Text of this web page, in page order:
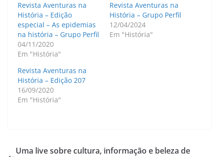
Revista Aventuras na
História – Edição
especial – As epidemias
na história – Grupo Perfil
04/11/2020
Em "História"
Revista Aventuras na
História – Grupo Perfil
12/04/2024
Em "História"
Revista Aventuras na
História – Edição 207
16/09/2020
Em "História"
Uma live sobre cultura, informação e beleza de